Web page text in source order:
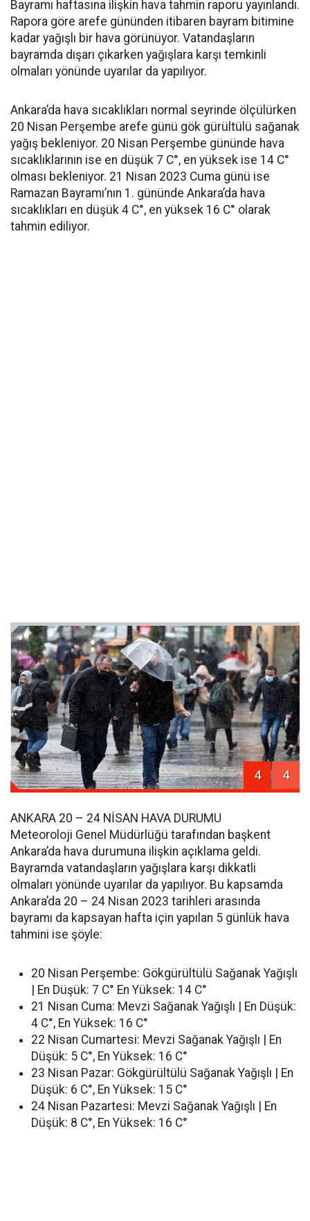
Bayramı haftasına ilişkin hava tahmin raporu yayınlandı.
Rapora göre arefe gününden itibaren bayram bitimine
kadar yağışlı bir hava görünüyor. Vatandaşların
bayramda dışarı çıkarken yağışlara karşı temkinli
olmaları yönünde uyarılar da yapılıyor.
Ankara’da hava sıcaklıkları normal seyrinde ölçülürken
20 Nisan Perşembe arefe günü gök gürültülü sağanak
yağış bekleniyor. 20 Nisan Perşembe gününde hava
sıcaklıklarının ise en düşük 7 C°, en yüksek ise 14 C°
olması bekleniyor. 21 Nisan 2023 Cuma günü ise
Ramazan Bayramı’nın 1. gününde Ankara’da hava
sıcaklıkları en düşük 4 C°, en yüksek 16 C° olarak
tahmin ediliyor.
4 4
ANKARA 20 – 24 NİSAN HAVA DURUMU
Meteoroloji Genel Müdürlüğü tarafından başkent
Ankara’da hava durumuna ilişkin açıklama geldi.
Bayramda vatandaşların yağışlara karşı dikkatli
olmaları yönünde uyarılar da yapılıyor. Bu kapsamda
Ankara’da 20 – 24 Nisan 2023 tarihleri arasında
bayramı da kapsayan hafta için yapılan 5 günlük hava
tahmini ise şöyle:
20 Nisan Perşembe: Gökgürültülü Sağanak Yağışlı
| En Düşük: 7 C° En Yüksek: 14 C°
21 Nisan Cuma: Mevzi Sağanak Yağışlı | En Düşük:
4 C°, En Yüksek: 16 C°
22 Nisan Cumartesi: Mevzi Sağanak Yağışlı | En
Düşük: 5 C°, En Yüksek: 16 C°
23 Nisan Pazar: Gökgürültülü Sağanak Yağışlı | En
Düşük: 6 C°, En Yüksek: 15 C°
24 Nisan Pazartesi: Mevzi Sağanak Yağışlı | En
Düşük: 8 C°, En Yüksek: 16 C°